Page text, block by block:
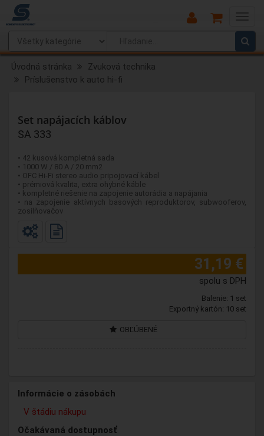
Main
Menu
Úvodná stránka
Zvuková technika
Príslušenstvo k auto hi-fi
Set napájacích káblov
SA 333
• 42 kusová kompletná sada
• 1000 W / 80 A / 20 mm2
• OFC Hi-Fi stereo audio pripojovací kábel
• prémiová kvalita, extra ohybné káble
• kompletné riešenie na zapojenie autorádia a napájania
• na zapojenie aktívnych basových reproduktorov, subwooferov,
zosilňovačov
31,19 €
spolu s DPH
Balenie: 1 set
Exportný kartón: 10 set
OBĽÚBENÉ
Informácie o zásobách
V štádiu nákupu
Očakávaná dostupnosť